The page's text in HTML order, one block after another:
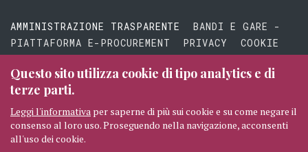
AMMINISTRAZIONE TRASPARENTE
BANDI E GARE -
PIATTAFORMA E-PROCUREMENT
PRIVACY
COOKIE
TERMINI E CONDIZIONI
© 2026 MIBAC TUTTI I DIRITTI RISERVATI CREDITI
Questo sito utilizza cookie di tipo analytics e di
terze parti.
Leggi l'informativa per saperne di più sui cookie e su come negare il
consenso al loro uso. Proseguendo nella navigazione, acconsenti
all'uso dei cookie.